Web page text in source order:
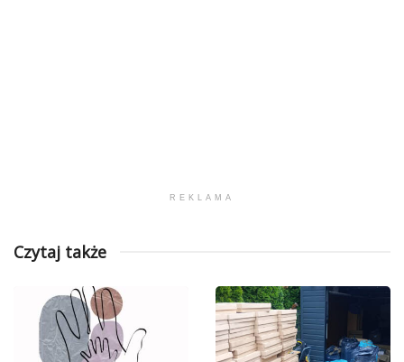
REKLAMA
Czytaj także